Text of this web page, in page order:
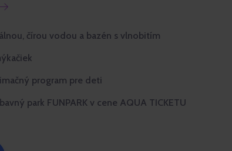
čírou vodou a bazén s vlnobitím
program pre deti
park FUNPARK v cene AQUA TICKETU